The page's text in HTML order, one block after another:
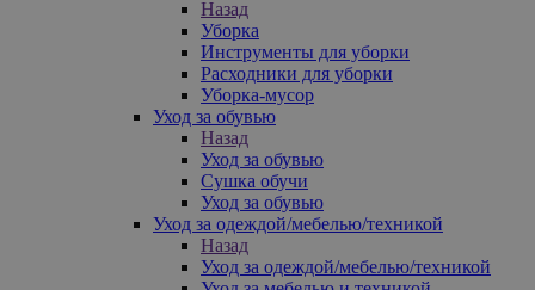
Назад
Уборка
Инструменты для уборки
Расходники для уборки
Уборка-мусор
Уход за обувью
Назад
Уход за обувью
Сушка обучи
Уход за обувью
Уход за одеждой/мебелью/техникой
Назад
Уход за одеждой/мебелью/техникой